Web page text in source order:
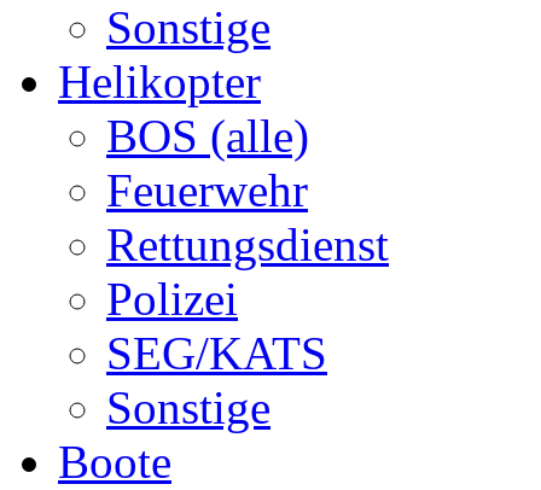
Sonstige
Helikopter
BOS (alle)
Feuerwehr
Rettungsdienst
Polizei
SEG/KATS
Sonstige
Boote